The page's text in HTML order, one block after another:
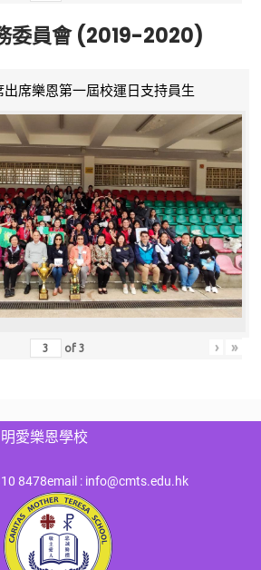
委員會 (2019-2020)
出席樂恩第一屆校運日支持員生
of3 › »
明愛樂恩學校
8478email : info@cmts.edu.hk